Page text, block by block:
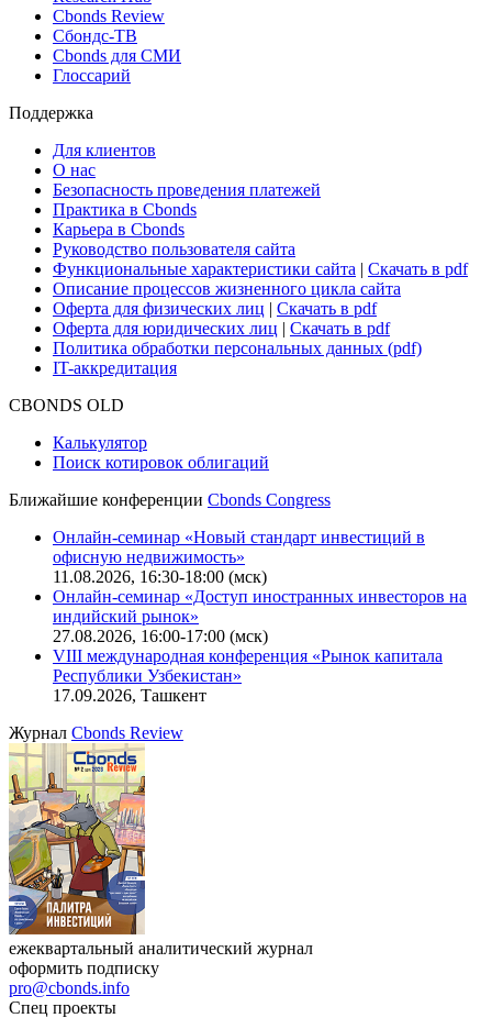
Cbonds Review
Сбондс-ТВ
Cbonds для СМИ
Глоссарий
Поддержка
Для клиентов
О нас
Безопасность проведения платежей
Практика в Cbonds
Карьера в Cbonds
Руководство пользователя сайта
Функциональные характеристики сайта | Скачать в pdf
Описание процессов жизненного цикла сайта
Оферта для физических лиц | Скачать в pdf
Оферта для юридических лиц | Скачать в pdf
Политика обработки персональных данных (pdf)
IT-аккредитация
CBONDS OLD
Калькулятор
Поиск котировок облигаций
Ближайшие конференции Cbonds Congress
Онлайн-семинар «Новый стандарт инвестиций в
офисную недвижимость»
11.08.2026, 16:30-18:00 (мск)
Онлайн-семинар «Доступ иностранных инвесторов на
индийский рынок»
27.08.2026, 16:00-17:00 (мск)
VIII международная конференция «Рынок капитала
Республики Узбекистан»
17.09.2026, Ташкент
Журнал Cbonds Review
ежеквартальный аналитический журнал
оформить подписку
pro@cbonds.info
Спец проекты